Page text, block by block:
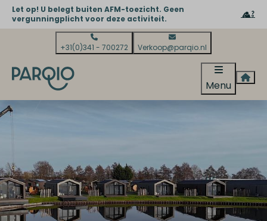
Let op! U belegt buiten AFM-toezicht. Geen
vergunningplicht voor deze activiteit.
+31(0)341 - 700272 Verkoop@parqio.nl
Menu